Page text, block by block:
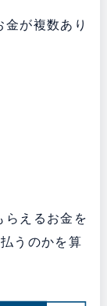
が複数あり
らえるお金を
うのかを算